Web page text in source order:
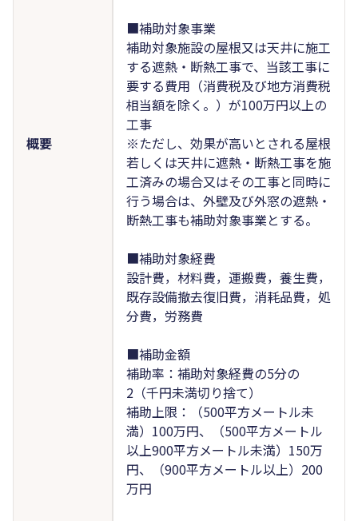
概要
■補助対象事業
補助対象施設の屋根又は天井に施工
する遮熱・断熱工事で、当該工事に
要する費用（消費税及び地方消費税
相当額を除く。）が100万円以上の
工事
※ただし、効果が高いとされる屋根
若しくは天井に遮熱・断熱工事を施
工済みの場合又はその工事と同時に
行う場合は、外壁及び外窓の遮熱・
断熱工事も補助対象事業とする。
■補助対象経費
設計費，材料費，運搬費，養生費，
既存設備撤去復旧費，消耗品費，処
分費，労務費
■補助金額
補助率：補助対象経費の5分の
2（千円未満切り捨て）
補助上限：（500平方メートル未
満）100万円、（500平方メートル
以上900平方メートル未満）150万
円、（900平方メートル以上）200
万円